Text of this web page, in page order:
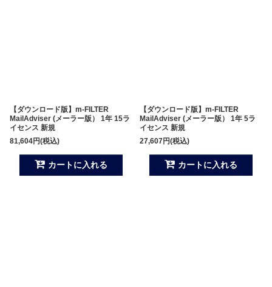
【ダウンロード版】m-FILTER
MailAdviser (メーラー版） 1年 15ラ
イセンス 新規
81,604円(税込)
カートに入れる
【ダウンロード版】m-FILTER
MailAdviser (メーラー版） 1年 5ラ
イセンス 新規
27,607円(税込)
カートに入れる